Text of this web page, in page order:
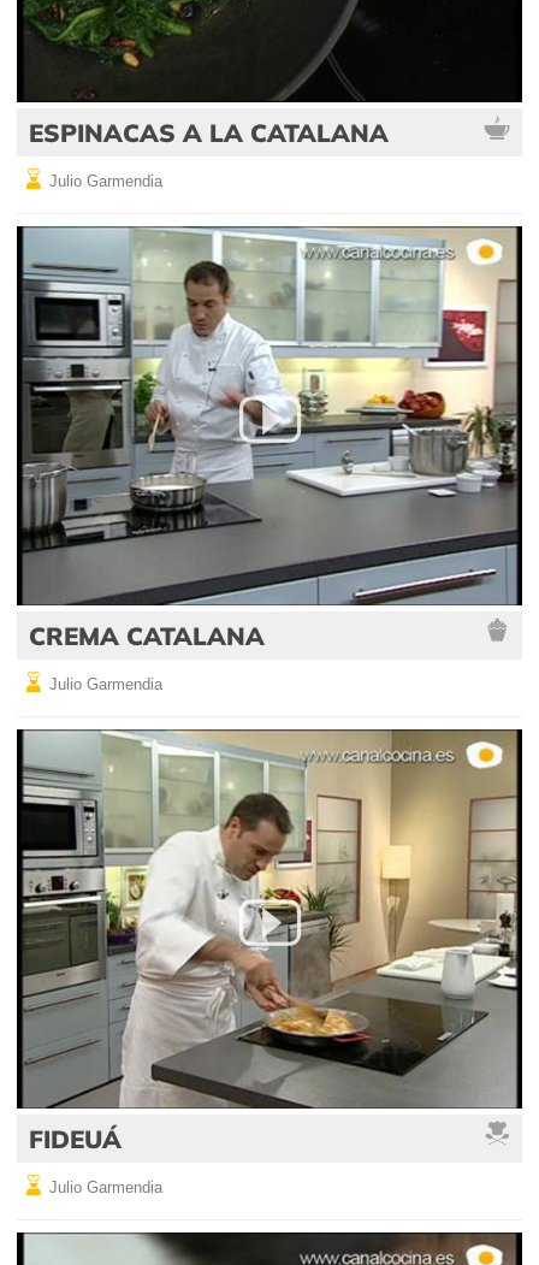
ESPINACAS A LA CATALANA
Julio Garmendia
CREMA CATALANA
Julio Garmendia
FIDEUÁ
Julio Garmendia